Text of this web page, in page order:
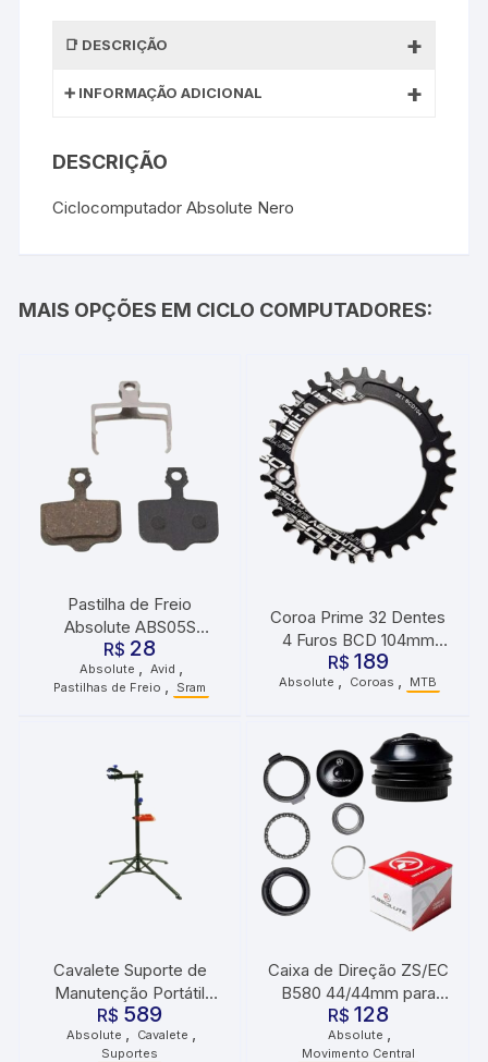
DESCRIÇÃO
INFORMAÇÃO ADICIONAL
DESCRIÇÃO
Ciclocomputador Absolute Nero
MAIS OPÇÕES EM CICLO COMPUTADORES:
Pastilha de Freio
Absolute ABS05S
Avid/Sram Orgânica
R$ 28
Absolute Avid
Pastilhas de Freio Sram
Coroa Prime 32 Dentes
4 Furos BCD 104mm
Absolute
R$ 189
Absolute , Coroas , MTB
Cavalete Suporte de
Manutenção Portátil
Absolute Nero
R$ 589
Absolute Cavalete
Suportes
Caixa de Direção ZS/EC
B580 44/44mm para
Tapered Absolute
R$ 128
Absolute
Movimento Central